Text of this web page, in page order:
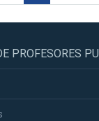
PROFESORES